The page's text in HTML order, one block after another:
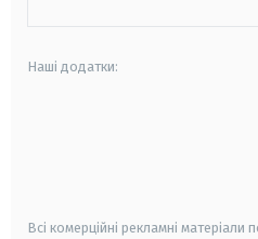
Наші додатки:
Всі комерційні рекламні